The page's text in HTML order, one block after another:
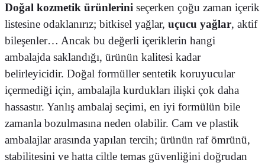
Doğal kozmetik ürünlerini seçerken çoğu zaman içerik
listesine odaklanırız; bitkisel yağlar, uçucu yağlar, aktif
bileşenler… Ancak bu değerli içeriklerin hangi
ambalajda saklandığı, ürünün kalitesi kadar
belirleyicidir. Doğal formüller sentetik koruyucular
içermediği için, ambalajla kurdukları ilişki çok daha
hassastır. Yanlış ambalaj seçimi, en iyi formülün bile
zamanla bozulmasına neden olabilir. Cam ve plastik
ambalajlar arasında yapılan tercih; ürünün raf ömrünü,
stabilitesini ve hatta ciltle temas güvenliğini doğrudan